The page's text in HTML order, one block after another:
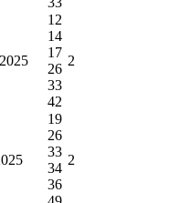
12
14
17
26
33
42
2
19
26
33
34
36
2